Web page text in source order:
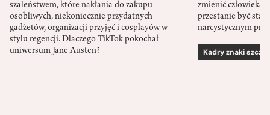
szaleństwem, które nakłania do zakupu
osobliwych, niekoniecznie przydatnych
gadżetów, organizacji przyjęć i cosplayów w
stylu regencji. Dlaczego TikTok pokochał
uniwersum Jane Austen?
zmienić człowieka
przestanie być
narcystycznym
Kadry znaki